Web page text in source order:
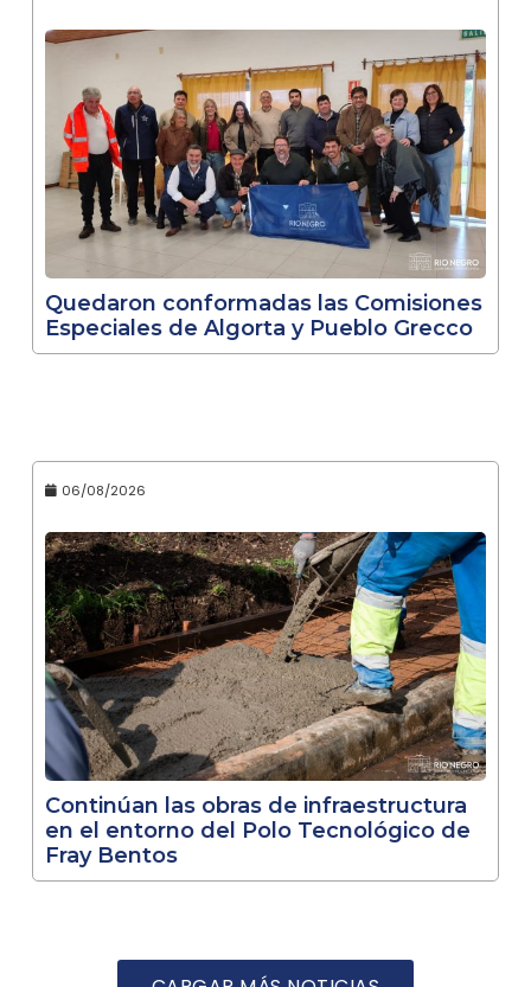
Quedaron conformadas las Comisiones
Especiales de Algorta y Pueblo Grecco
06/08/2026
Continúan las obras de infraestructura
en el entorno del Polo Tecnológico de
Fray Bentos